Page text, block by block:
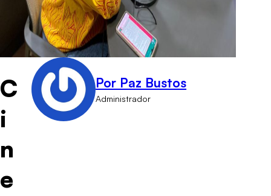
C
i
n
e
Por Paz Bustos
Administrador